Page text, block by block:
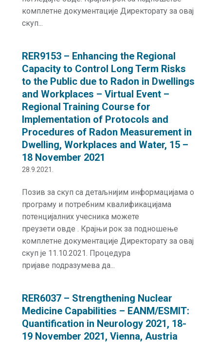
комплетне документације Директорату за овај
скуп...
RER9153 – Enhancing the Regional
Capacity to Control Long Term Risks
to the Public due to Radon in Dwellings
and Workplaces – Virtual Event –
Regional Training Course for
Implementation of Protocols and
Procedures of Radon Measurement in
Dwelling, Workplaces and Water, 15 –
18 November 2021
28.9.2021.
Позив за скуп са детаљнијим информацијама о
програму и потребним квалификацијама
потенцијалних учесника можете
преузети овде . Крајњи рок за подношење
комплетне документације Директорату за овај
скуп је 11.10.2021. Процедура
пријаве подразумева да...
RER6037 – Strengthening Nuclear
Medicine Capabilities – EANM/ESMIT:
Quantification in Neurology 2021, 18-
19 November 2021, Vienna, Austria